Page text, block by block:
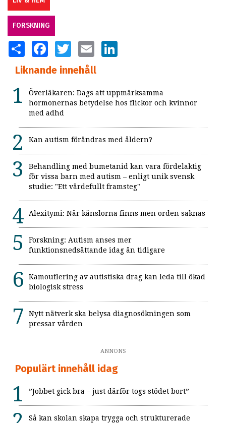
FORSKNING
SHARE FACEBOOKTWITTER EMAIL
Liknande innehåll
Överläkaren: Dags att uppmärksamma
hormonernas betydelse hos flickor och kvinnor
med adhd
Kan autism förändras med åldern?
Behandling med bumetanid kan vara fördelaktig
för vissa barn med autism – enligt unik svensk
studie: "Ett värdefullt framsteg"
Alexitymi: När känslorna finns men orden saknas
Forskning: Autism anses mer
funktionsnedsättande idag än tidigare
Kamouflering av autistiska drag kan leda till ökad
biologisk stress
Nytt nätverk ska belysa diagnosökningen som
pressar vården
ANNONS
Populärt innehåll idag
”Jobbet gick bra – just därför togs stödet bort”
Så kan skolan skapa trygga och strukturerade